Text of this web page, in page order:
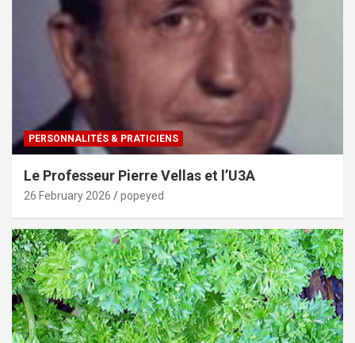
PERSONNALITÉS & PRATICIENS
Le Professeur Pierre Vellas et l’U3A
26 February 2026 popeyed